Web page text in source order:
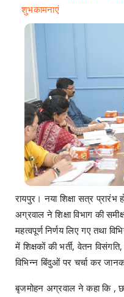
शुभकामनाएं
रायपुर। नया शिक्षा सत्र प्रारंभ
अग्रवाल ने शिक्षा विभाग की
महत्वपूर्ण निर्णय लिए गए तथा
में शिक्षकों की भर्ती, वेतन
विभिन्न बिंदुओं पर चर्चा कर
बृजमोहन अग्रवाल ने कहा कि ,